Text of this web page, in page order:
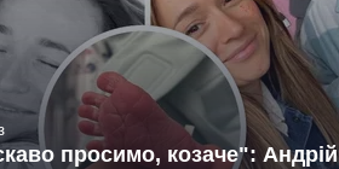
просимо, козаче": Андрій